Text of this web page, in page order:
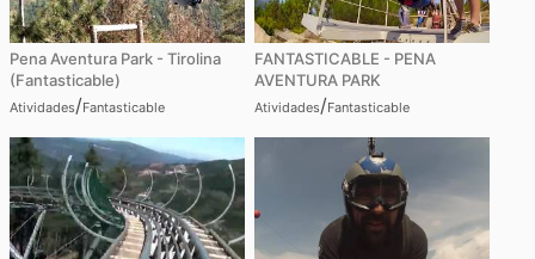
Pena Aventura Park - Tirolina
(Fantasticable)
Atividades/Fantasticable
FANTASTICABLE - PENA
AVENTURA PARK
Atividades/Fantasticable